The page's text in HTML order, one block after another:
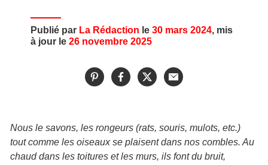
Publié par La Rédaction le 30 mars 2024, mis
à jour le 26 novembre 2025
Nous le savons, les rongeurs (rats, souris, mulots, etc.)
tout comme les oiseaux se plaisent dans nos combles. Au
chaud dans les toitures et les murs, ils font du bruit,